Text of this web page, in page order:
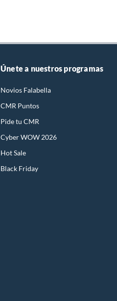
Únete a nuestros programas
Novios Falabella
CMR Puntos
Pide tu CMR
Cyber WOW 2026
Hot Sale
Black Friday